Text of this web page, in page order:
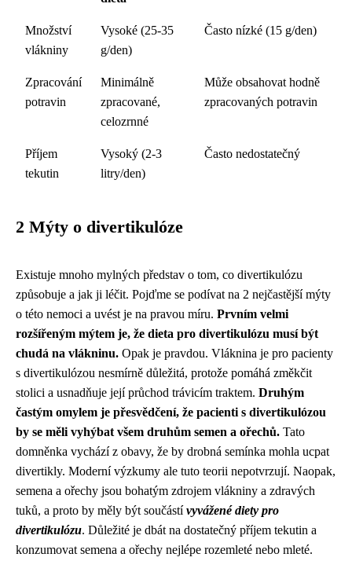
Množství
vlákniny
Vysoké (25-35
g/den)
Často nízké (15 g/den)
Zpracování
potravin
Minimálně
zpracované,
celozrnné
Může obsahovat hodně
zpracovaných potravin
Příjem
tekutin
Vysoký (2-3
litry/den)
Často nedostatečný
2 Mýty o divertikulóze
Existuje mnoho mylných představ o tom, co divertikulózu
způsobuje a jak ji léčit. Pojďme se podívat na 2 nejčastější mýty
o této nemoci a uvést je na pravou míru. Prvním velmi
rozšířeným mýtem je, že dieta pro divertikulózu musí být
chudá na vlákninu. Opak je pravdou. Vláknina je pro pacienty
s divertikulózou nesmírně důležitá, protože pomáhá změkčit
stolici a usnadňuje její průchod trávicím traktem. Druhým
častým omylem je přesvědčení, že pacienti s divertikulózou
by se měli vyhýbat všem druhům semen a ořechů. Tato
domněnka vychází z obavy, že by drobná semínka mohla ucpat
divertikly. Moderní výzkumy ale tuto teorii nepotvrzují. Naopak,
semena a ořechy jsou bohatým zdrojem vlákniny a zdravých
tuků, a proto by měly být součástívyvážené diety pro
divertikulózu. Důležité je dbát na dostatečný příjem tekutin a
konzumovat semena a ořechy nejlépe rozemleté nebo mleté.